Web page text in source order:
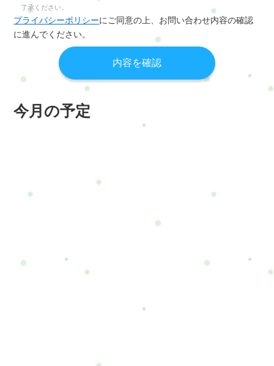
了承ください。
プライバシーポリシーにご同意の上、お問い合わせ内容の確認
に進んでください。
今月の予定